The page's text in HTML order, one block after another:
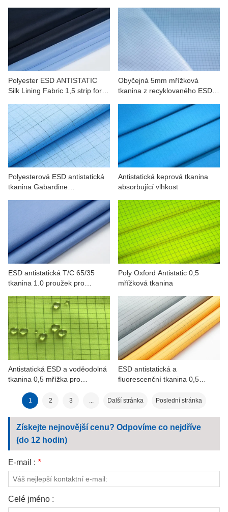
automobilový průmysl
Polyester ESD ANTISTATIC
Silk Lining Fabric 1,5 strip for
Obyčejná 5mm mřížková
tkanina z recyklovaného ESD
Polyesterová ESD antistatická
tkanina Gabardine
Antistatická keprová tkanina
absorbující vlhkost
ESD antistatická T/C 65/35
tkanina 1.0 proužek pro
Poly Oxford Antistatic 0,5
mřížková tkanina
Antistatická ESD a voděodolná
tkanina 0,5 mřížka pro
ESD antistatická a
fluorescenční tkanina 0,5
1 2 3 ... Další stránka Poslední stránka
Získejte nejnovější cenu? Odpovíme co nejdříve
(do 12 hodin)
E-mail : *
Celé jméno :